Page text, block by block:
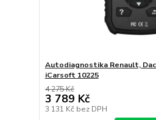
Autodiagnostika Renault,
iCarsoft 10225
4 275 Kč
3 789 Kč
3 131 Kč bez DPH